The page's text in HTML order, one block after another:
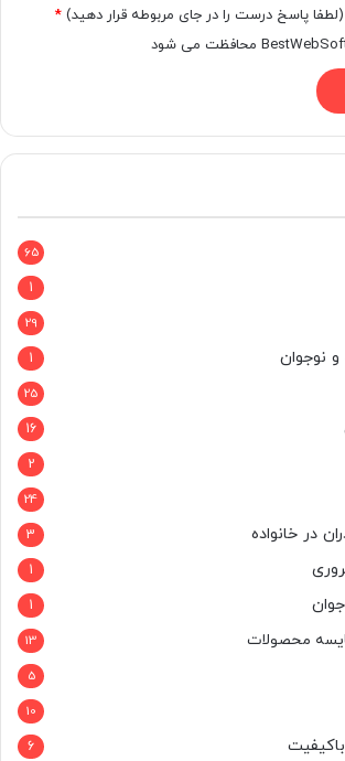
پاسخ درست را در جای مربوطه قرار دهید) *
65
1
29
نوجوان 1
25
16
2
24
در خانواده 3
1
1
محصولات 13
5
10
6